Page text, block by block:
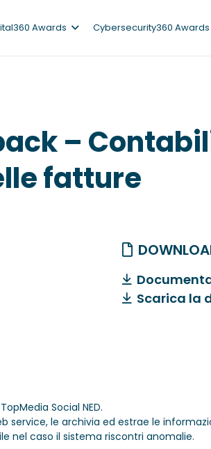
Awards Cybersecurity360 Awards
–
fatture
Scarica la
Social NED.
le archivia ed estrae le
nel caso il sistema riscontri anomalie.